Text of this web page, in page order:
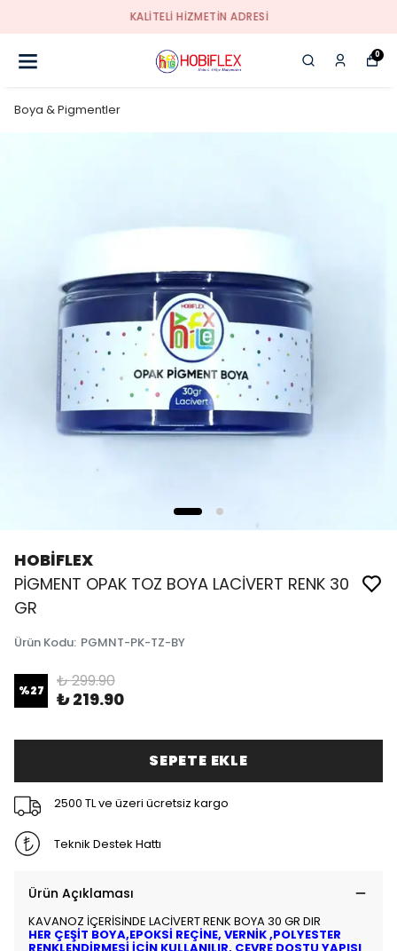
KALİTELİ HİZMETİN ADRESİ
0
Boya & Pigmentler
HOBİFLEX
PİGMENT OPAK TOZ BOYA LACİVERT RENK 30
GR
Ürün Kodu: PGMNT-PK-TZ-BY
%27 ₺ 299.90
₺ 219.90
SEPETE EKLE
2500 TL ve üzeri ücretsiz kargo
Teknik Destek Hattı
Ürün Açıklaması
KAVANOZ İÇERİSİNDE LACİVERT RENK BOYA 30 GR DIR
HER ÇEŞİT BOYA,EPOKSİ REÇİNE, VERNİK ,POLYESTER